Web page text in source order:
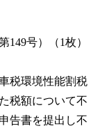
149号）（1枚）
税環境性能割税
税額について不
告書を提出し不